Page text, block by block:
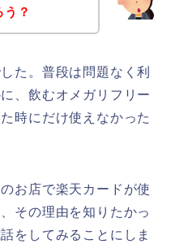
？
た。普段は問題なく利
、飲むオメガリフリー
時にだけ使えなかった
お店で楽天カードが使
その理由を知りたかっ
をしてみることにしま